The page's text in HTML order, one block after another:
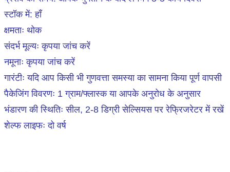
स्टॉक में: हाँ
क्षमताः थोक
संदर्भ मूल्यः कृपया जांच करें
नमूनाः कृपया जांच करें
गारंटीः यदि आप किसी भी गुणवत्ता समस्या का सामना किया पूर्ण वापसी
पैकेजिंग विवरणः 1 ग्राम/फ्लास्क या आपके अनुरोध के अनुसार
भंडारण की स्थितिः सील, 2-8 डिग्री सेल्सियस पर रेफ्रिजरेटर में रखें
शेल्फ लाइफः दो वर्ष